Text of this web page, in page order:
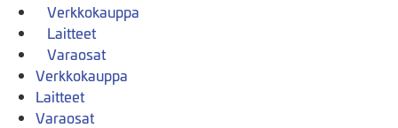
Verkkokauppa
Laitteet
Varaosat
Verkkokauppa
Laitteet
Varaosat